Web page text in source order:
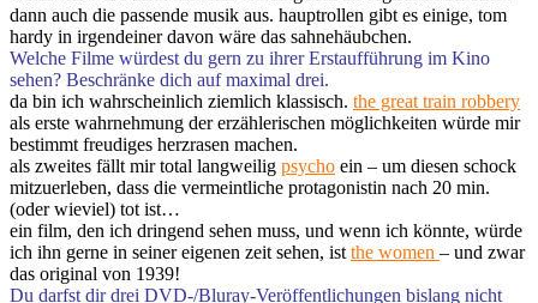
dann auch die passende musik aus. hauptrollen gibt es einige, tom
hardy in irgendeiner davon wäre das sahnehäubchen.
Welche Filme würdest du gern zu ihrer Erstaufführung im Kino
sehen? Beschränke dich auf maximal drei.
da bin ich wahrscheinlich ziemlich klassisch. the great train robbery
als erste wahrnehmung der erzählerischen möglichkeiten würde mir
bestimmt freudiges herzrasen machen.
als zweites fällt mir total langweilig psycho ein – um diesen schock
mitzuerleben, dass die vermeintliche protagonistin nach 20 min.
(oder wieviel) tot ist…
ein film, den ich dringend sehen muss, und wenn ich könnte, würde
ich ihn gerne in seiner eigenen zeit sehen, ist the women – und zwar
das original von 1939!
Du darfst dir drei DVD-/Bluray-Veröffentlichungen bislang nicht